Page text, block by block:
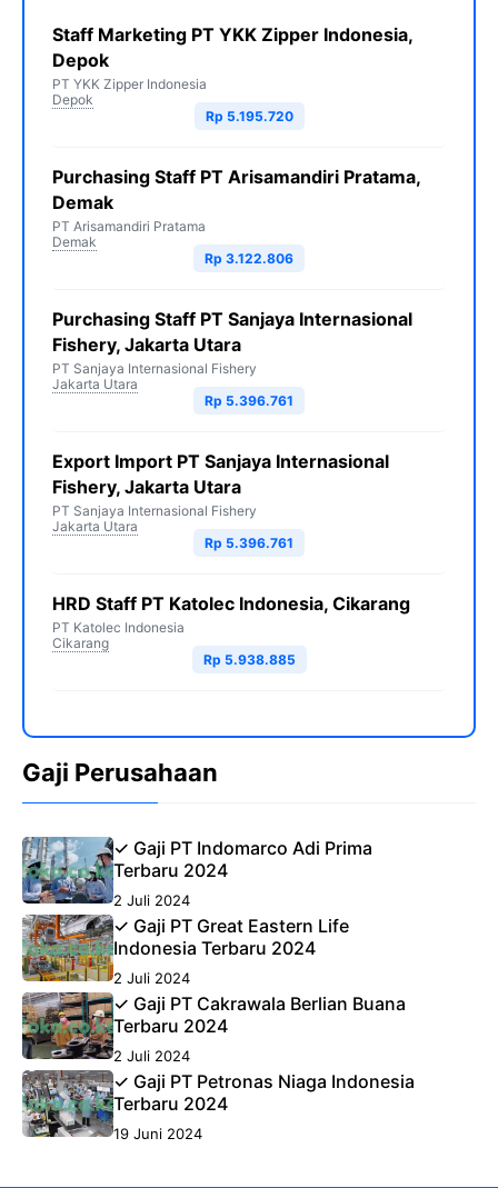
Staff Marketing PT YKK Zipper Indonesia,
Depok
PT YKK Zipper Indonesia
Depok
Rp 5.195.720
Purchasing Staff PT Arisamandiri Pratama,
Demak
PT Arisamandiri Pratama
Demak
Rp 3.122.806
Purchasing Staff PT Sanjaya Internasional
Fishery, Jakarta Utara
PT Sanjaya Internasional Fishery
Jakarta Utara
Rp 5.396.761
Export Import PT Sanjaya Internasional
Fishery, Jakarta Utara
PT Sanjaya Internasional Fishery
Jakarta Utara
Rp 5.396.761
HRD Staff PT Katolec Indonesia, Cikarang
PT Katolec Indonesia
Cikarang
Rp 5.938.885
Gaji Perusahaan
✓ Gaji PT Indomarco Adi Prima
Terbaru 2024
2 Juli 2024
✓ Gaji PT Great Eastern Life
Indonesia Terbaru 2024
2 Juli 2024
✓ Gaji PT Cakrawala Berlian Buana
Terbaru 2024
2 Juli 2024
✓ Gaji PT Petronas Niaga Indonesia
Terbaru 2024
19 Juni 2024